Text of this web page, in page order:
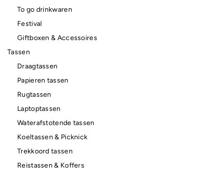
To go drinkwaren
Festival
Giftboxen & Accessoires
Tassen
Draagtassen
Papieren tassen
Rugtassen
Laptoptassen
Waterafstotende tassen
Koeltassen & Picknick
Trekkoord tassen
Reistassen & Koffers